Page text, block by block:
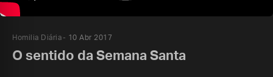
Homilia Diária 10 Abr 2017
O sentido da Semana Santa